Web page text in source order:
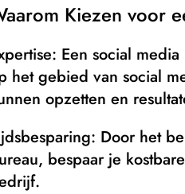
Kiezen voor
Een social
het gebied van social
opzetten en
Door het
bespaar je